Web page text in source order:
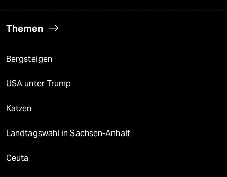
Themen
Bergsteigen
USA unter Trump
Katzen
Landtagswahl in Sachsen-Anhalt
Ceuta